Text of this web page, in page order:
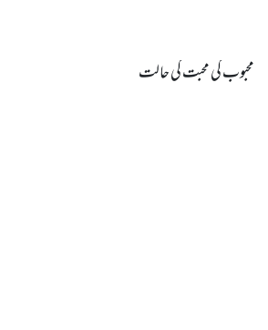
محبوب کی محبت کی حالت